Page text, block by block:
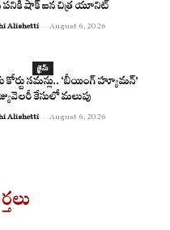
పనికి షాక్ ఐన చిత్ర యూనిట్
Alishetti - August 6, 2026
క్రైమ్
కోర్టు సమన్లు.. ‘బీయింగ్ హ్యూమన్’
కేసులో మలుపు
Alishetti - August 6, 2026